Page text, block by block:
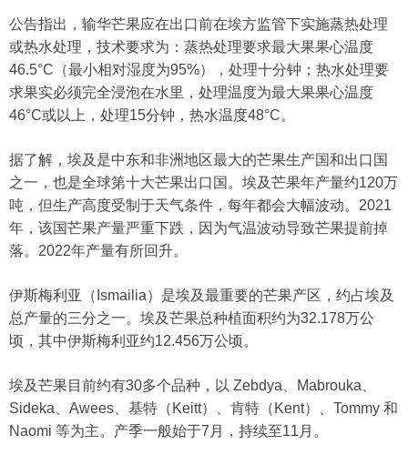
公告指出，输华芒果应在出口前在埃方监管下实施蒸热处理
或热水处理，技术要求为：蒸热处理要求最大果果心温度
46.5°C（最小相对湿度为95%），处理十分钟；热水处理要
求果实必须完全浸泡在水里，处理温度为最大果果心温度
46°C或以上，处理15分钟，热水温度48°C。
据了解，埃及是中东和非洲地区最大的芒果生产国和出口国
之一，也是全球第十大芒果出口国。埃及芒果年产量约120万
吨，但生产高度受制于天气条件，每年都会大幅波动。2021
年，该国芒果产量严重下跌，因为气温波动导致芒果提前掉
落。2022年产量有所回升。
伊斯梅利亚（Ismailia）是埃及最重要的芒果产区，约占埃及
总产量的三分之一。埃及芒果总种植面积约为32.178万公
顷，其中伊斯梅利亚约12.456万公顷。
埃及芒果目前约有30多个品种，以 Zebdya、Mabrouka、
Sideka、Awees、基特（Keitt）、肯特（Kent）、Tommy 和
Naomi 等为主。产季一般始于7月，持续至11月。